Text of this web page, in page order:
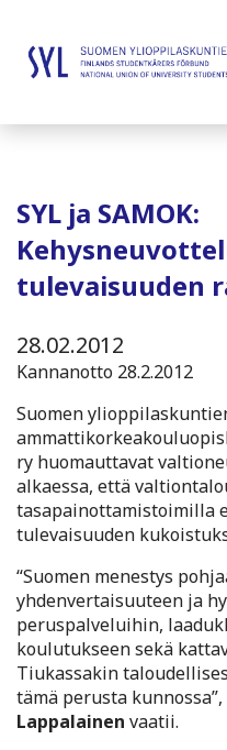
SYL ja SAMOK:
tulevaisuuden
28.02.2012
Kannanotto 28.2.2012
Suomen
ry huomauttavat
alkaessa, että
tasapainottamistoimilla
tulevaisuuden
“Suomen menestys
yhdenvertaisuuteen ja
peruspalveluihin,
koulutukseen sekä
Tiukassakin
tämä perusta
Lappalainen vaatii.